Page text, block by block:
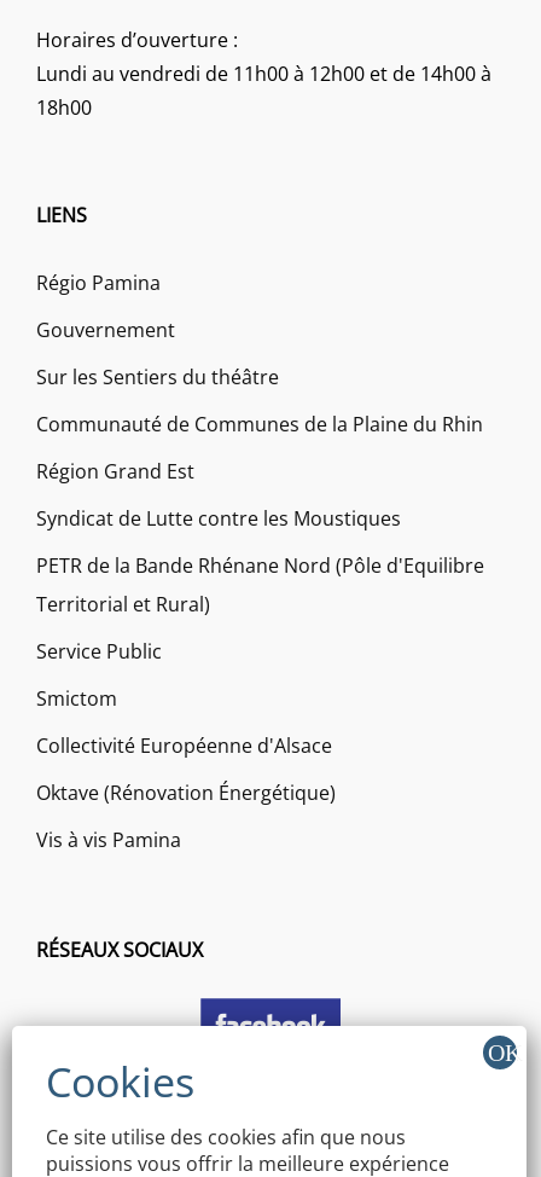
Horaires d’ouverture :
Lundi au vendredi de 11h00 à 12h00 et de 14h00 à
18h00
LIENS
Régio Pamina
Gouvernement
Sur les Sentiers du théâtre
Communauté de Communes de la Plaine du Rhin
Région Grand Est
Syndicat de Lutte contre les Moustiques
PETR de la Bande Rhénane Nord (Pôle d'Equilibre
Territorial et Rural)
Service Public
Smictom
Collectivité Européenne d'Alsace
Oktave (Rénovation Énergétique)
Vis à vis Pamina
RÉSEAUX SOCIAUX
Ce site utilise des cookies afin que nous
puissions vous offrir la meilleure expérience